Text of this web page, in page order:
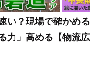
い？現場で確かめ
力」高める【物流